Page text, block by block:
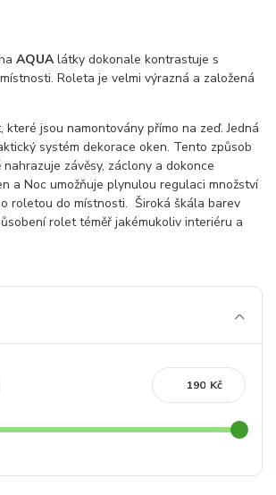
AQUAlátky dokonale kontrastuje s
Roleta je velmi výrazná a založená
které jsou namontovány přímo na zeď. Jedná
systém dekorace oken. Tento způsob
závěsy, záclony a dokonce
a Noc umožňuje plynulou regulaci množství
roletou do místnosti. Široká škála barev
rolet téměř jakémukoliv interiéru a
Kč